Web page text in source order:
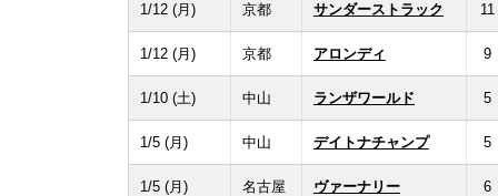
1/12 (月) 京都 サンダーストラック 11
1/12 (月) 京都 アロンディ 9
1/10 (土) 中山 ランザワールド 5
1/5 (月) 中山 デイトナチャンプ 5
1/5 (月) 名古屋 ヴァーナリー 6